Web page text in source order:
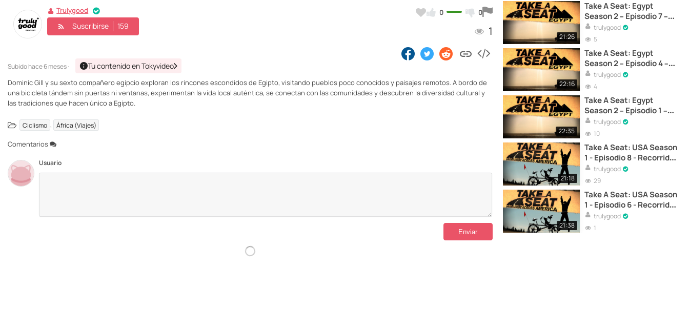
0 0
1
Trulygood
Suscribirse 159
Subidohace 6 meses · Tu contenido en Tokyvideo
Dominic Gill y su sexto compañero egipcio exploran los rincones escondidos de Egipto, visitando pueblos poco conocidos y paisajes remotos. A bordo de
una bicicleta tándem sin puertas ni ventanas, experimentan la vida local auténtica, se conectan con las comunidades y descubren la diversidad cultural y
las tradiciones que hacen único a Egipto.
Ciclismo , África (Viajes)
Comentarios
Usuario
21:26
Take A Seat: Egypt
Season 2 – Episodio 7 –
Reflexiones y despedida -
Documental
trulygood
5
22:16
Take A Seat: Egypt
Season 2 – Episodio 4 –
Desafíos en el desierto -
Documental
trulygood
4
22:35
Take A Seat: Egypt
Season 2 – Episodio 1 –
Viaje en medio de la
revolución - Documental
trulygood
10
21:18
Take A Seat: USA Season
1 - Episodio 8 - Recorrido
ciclista de Dominic Gill
por Cleveland –
trulygood
29
21:38
Take A Seat: USA Season
1 - Episodio 6 - Recorrido
ciclista de Dominic Gill
por Wisconsin –
trulygood
1